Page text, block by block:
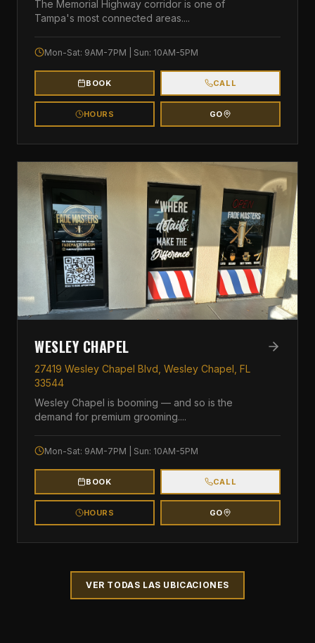
The Memorial Highway corridor is one of
Tampa's most connected areas....
Mon-Sat: 9AM-7PM | Sun: 10AM-5PM
BOOK CALL
HOURS GO
WESLEY CHAPEL
27419 Wesley Chapel Blvd, Wesley Chapel, FL
33544
Wesley Chapel is booming — and so is the
demand for premium grooming....
Mon-Sat: 9AM-7PM | Sun: 10AM-5PM
BOOK CALL
HOURS GO
VER TODAS LAS UBICACIONES